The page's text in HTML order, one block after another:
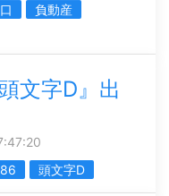
負動産
文字D』出
頭文字D